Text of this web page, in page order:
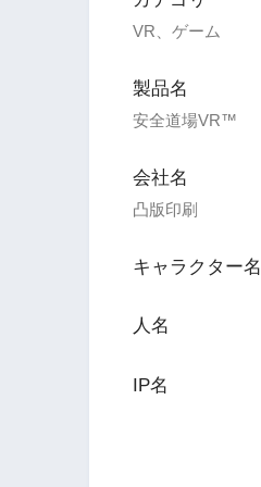
VR、ゲーム
製品名
安全道場VR™
会社名
凸版印刷
キャラクター名
人名
IP名